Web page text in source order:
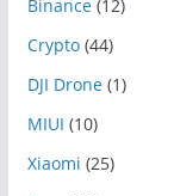
Binance(12)
Crypto(44)
DJI Drone(1)
MIUI (10)
Xiaomi (25)